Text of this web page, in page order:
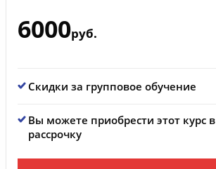
6000руб.
Скидки за групповое обучение
Вы можете приобрести этот курс в
рассрочку